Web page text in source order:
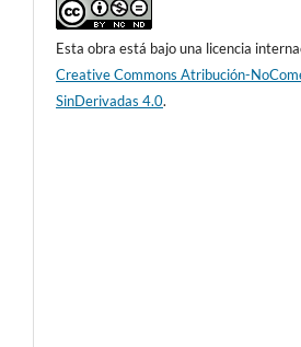
Esta obra está bajo una licencia
Creative Commons Atribución-
SinDerivadas 4.0.